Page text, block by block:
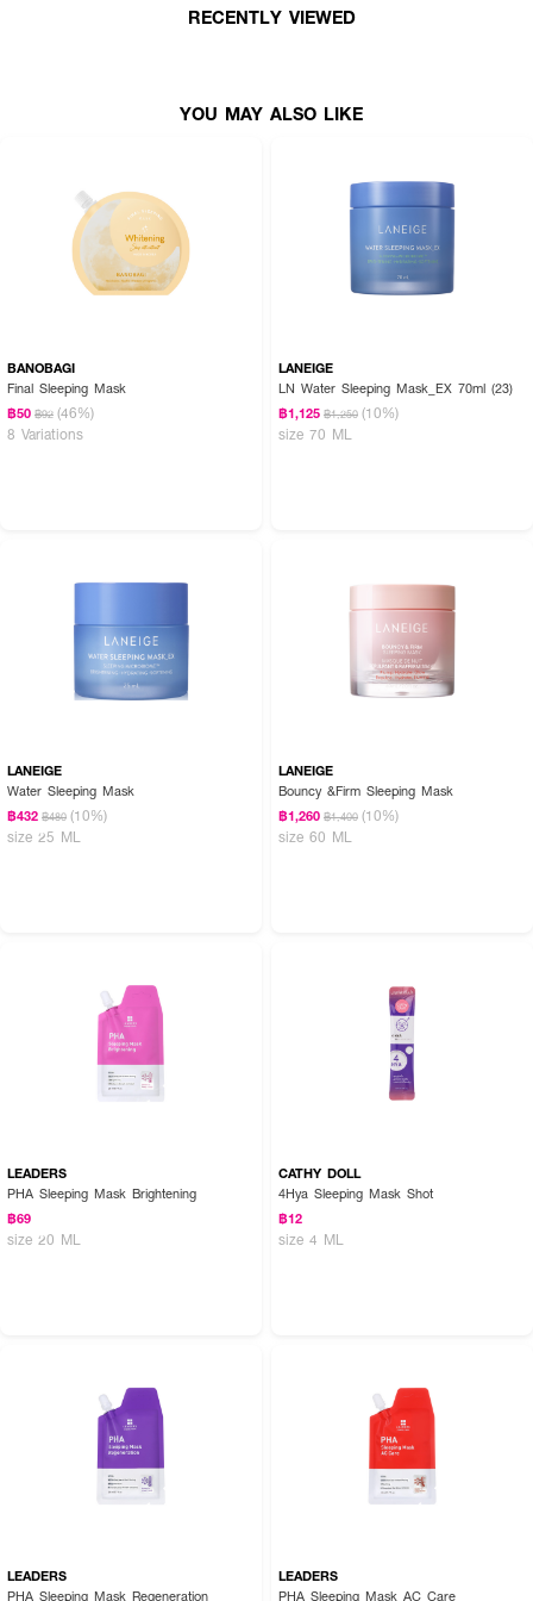
RECENTLY VIEWED
YOU MAY ALSO LIKE
BANOBAGI
Final Sleeping Mask
฿50 ฿92 (46%)
8 Variations
LANEIGE
LN Water Sleeping Mask_EX 70ml (23)
฿1,125 ฿1,250 (10%)
size 70 ML
LANEIGE
Water Sleeping Mask
฿432 ฿480 (10%)
size 25 ML
LANEIGE
Bouncy &Firm Sleeping Mask
฿1,260 ฿1,400 (10%)
size 60 ML
LEADERS
PHA Sleeping Mask Brightening
฿69
size 20 ML
CATHY DOLL
4Hya Sleeping Mask Shot
฿12
size 4 ML
LEADERS
PHA Sleeping Mask Regeneration
LEADERS
PHA Sleeping Mask AC Care